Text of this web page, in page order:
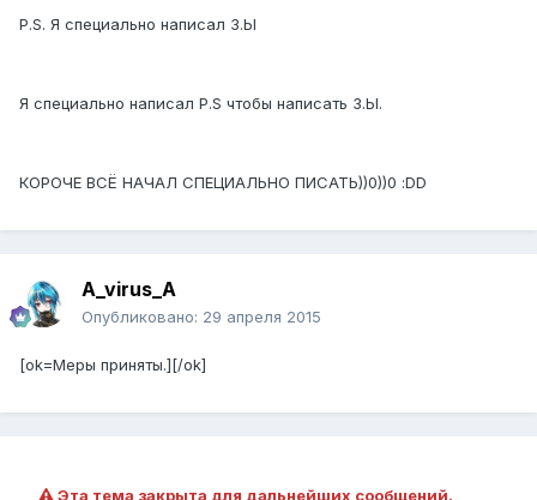
P.S. Я специально написал З.Ы
Я специально написал P.S чтобы написать З.Ы.
КОРОЧЕ ВСЁ НАЧАЛ СПЕЦИАЛЬНО ПИСАТЬ))0))0 :DD
A_virus_A
Опубликовано: 29 апреля 2015
[ok=Меры приняты.][/ok]
Эта тема закрыта для дальнейших сообщений.